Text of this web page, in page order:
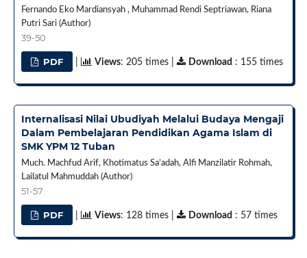
Fernando Eko Mardiansyah , Muhammad Rendi Septriawan, Riana
Putri Sari (Author)
39-50
PDF Views: 205 times | Download : 155 times
Internalisasi Nilai Ubudiyah Melalui Budaya Mengaji
Dalam Pembelajaran Pendidikan Agama Islam di
SMK YPM 12 Tuban
Much. Machfud Arif, Khotimatus Sa’adah, Alfi Manzilatir Rohmah,
Lailatul Mahmuddah (Author)
51-57
PDF Views: 128 times | Download : 57 times